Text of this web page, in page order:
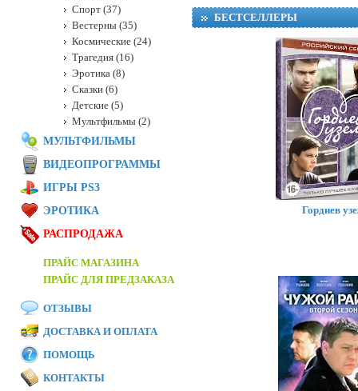
БЕСТСЕЛЛЕРЫ
Гордиев
Спорт (37)
Вестерны (35)
Космические (24)
Трагедия (16)
Эротика (8)
Сказки (6)
Детские (5)
Мультфильмы (2)
МУЛЬТФИЛЬМЫ
ВИДЕОПРОГРАММЫ
ИГРЫ PS3
ЭРОТИКА
РАСПРОДАЖА
ПРАЙС МАГАЗИНА
ПРАЙС ДЛЯ ПРЕДЗАКАЗА
ОТЗЫВЫ
ДОСТАВКА И ОПЛАТА
ПОМОЩЬ
КОНТАКТЫ